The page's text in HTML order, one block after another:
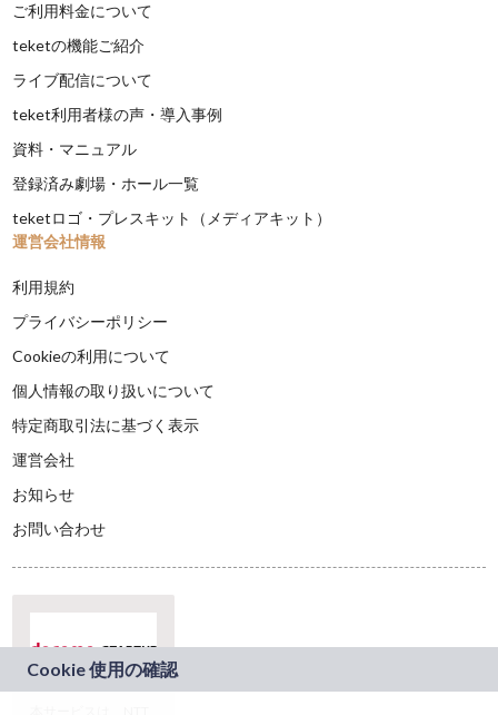
ご利用料金について
teketの機能ご紹介
ライブ配信について
teket利用者様の声・導入事例
資料・マニュアル
登録済み劇場・ホール一覧
teketロゴ・プレスキット（メディアキット）
運営会社情報
利用規約
プライバシーポリシー
Cookieの利用について
個人情報の取り扱いについて
特定商取引法に基づく表示
運営会社
お知らせ
お問い合わせ